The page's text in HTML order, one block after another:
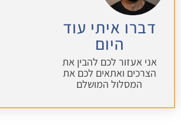
דברו איתי עוד
היום
אני אעזור לכם להבין את
הצרכים ואתאים לכם את
המסלול המושלם